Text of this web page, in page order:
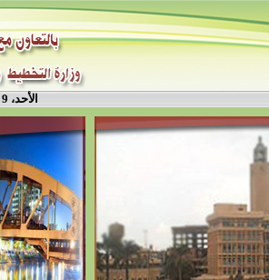
الأحد، 9 أغسطس 2026، 1:40:34 م